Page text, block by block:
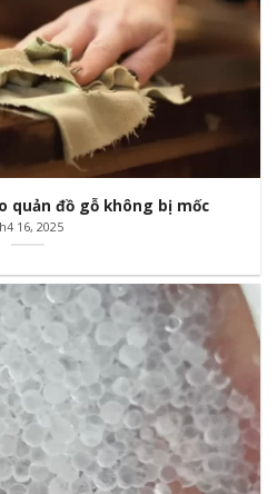
quản đồ gỗ không bị mốc
16, 2025